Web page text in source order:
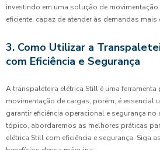
investindo em uma solução de
eficiente, capaz de atender às demandas
3. Como Utilizar a
com Eficiência e Segurança
A transpaleteira elétrica Still é uma
movimentação de cargas, porém, é essencial
garantir eficiência operacional e segurança
tópico, abordaremos as melhores práticas
elétrica Still com eficiência e segurança. Siga